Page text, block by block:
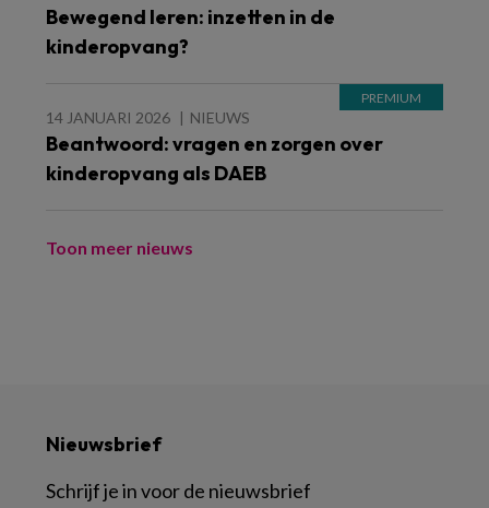
Bewegend leren: inzetten in de
kinderopvang?
14 JANUARI 2026 NIEUWS
Beantwoord: vragen en zorgen over
kinderopvang als DAEB
Toon meer nieuws
Nieuwsbrief
Schrijf je in voor de nieuwsbrief